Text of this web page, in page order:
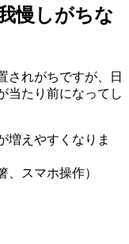
慢しがちな
されがちですが、日
当たり前になってし
増えやすくなりま
、スマホ操作）